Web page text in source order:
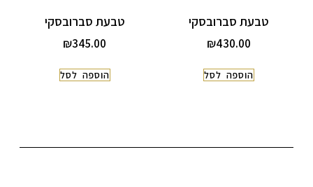
טבעת סברובסקי
₪430.00
הוספה לסל
טבעת סברובסקי
₪345.00
הוספה לסל